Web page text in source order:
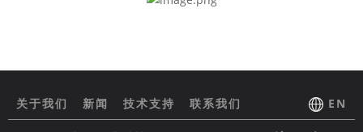
关于我们 新闻 技术支持 联系我们 EN